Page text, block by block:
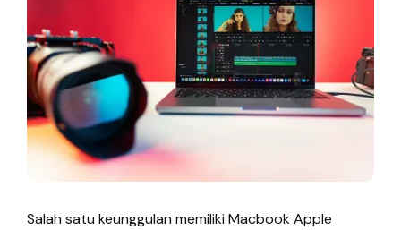
Salah satu keunggulan memiliki Macbook Apple